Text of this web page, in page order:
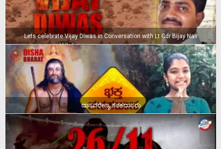
Lets celebrate Vijay Diwas in Conversation with Lt Cdr Bijay Nair
ದಾಸವರೇಣ್ಯ ಕನಕದಾಸರು